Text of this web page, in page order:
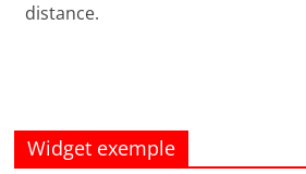
distance.
Widget exemple